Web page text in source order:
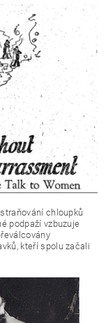
chloupků
podpaží vzbuzuje
kteří spolu začali